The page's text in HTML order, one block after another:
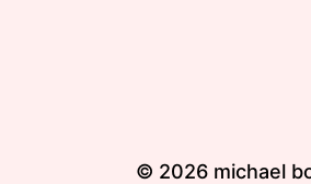
© 2026 michael